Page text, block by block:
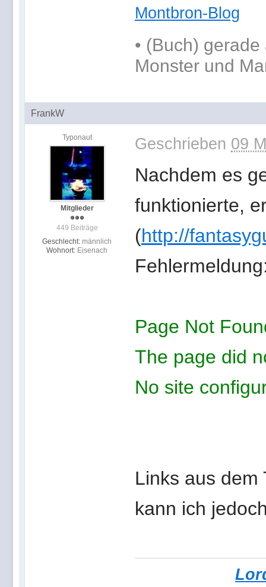
Montbron-Blog
• (Buch) gerade
Monster und
FrankW
Typonaut
Mitglieder
449 Beiträge
Geschlecht: männlich
Wohnort: Eisenach
Geschrieben 09
Nachdem es
funktionierte,
(http://
Page Not
The page did
No site
Links aus dem
kann ich